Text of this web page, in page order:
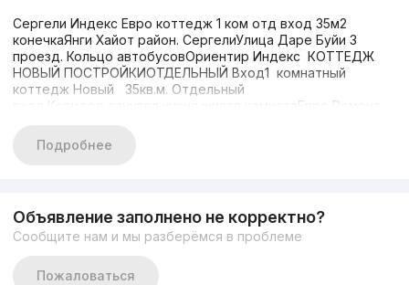
Сергели Индекс Евро коттедж 1 ком отд вход 35м2
конечкаЯнги Хайот район. СергелиУлица Даре Буйи 3
проезд. Кольцо автобусовОриентир Индекс КОТТЕДЖ
НОВЫЙ ПОСТРОЙКИОТДЕЛЬНЫЙ Вход1 комнатный
коттедж Новый 35кв.м. Отдельный
вход.Коридор,санузел,кухня жилая комнатаЕвро Ремонт.
водуОтдельный вход с махаллиЦена
27700&+998991382035
Подробнее
Объявление заполнено не корректно?
Сообщите нам и мы разберёмся в проблеме
Пожаловаться